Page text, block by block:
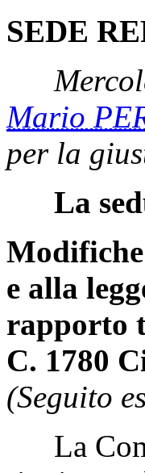
SEDE
Mario
per la
La
e alla
rapporto
C. 1780
(Seguito
La